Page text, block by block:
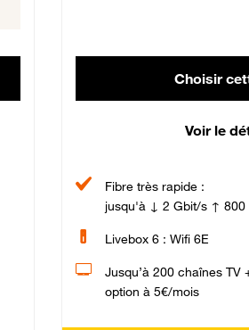
Choisir
Voir le
Fibre très rapide :
jusqu'à ↓ 2 Gbit/s ↑ 800
Livebox 6 : Wifi 6E
Jusqu’à 200 chaînes TV
option à 5€/mois